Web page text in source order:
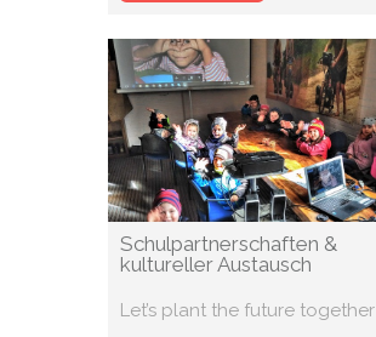
Schulpartner­schaften &
kultureller Austausch
Let’s plant the future together